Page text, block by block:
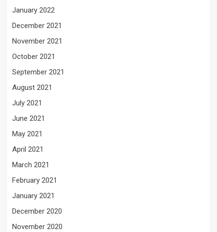
January 2022
December 2021
November 2021
October 2021
September 2021
August 2021
July 2021
June 2021
May 2021
April 2021
March 2021
February 2021
January 2021
December 2020
November 2020